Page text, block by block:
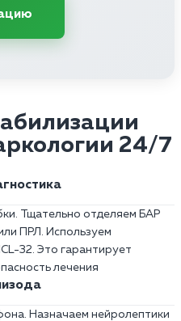
24/7
Тщательно отделяем БАР
ПРЛ. Используем
32. Это гарантирует
лечения
Назначаем нейролептики